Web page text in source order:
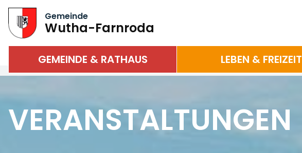
Gemeinde
Wutha-Farnroda
GEMEINDE & RATHAUS LEBEN & FREIZEIT
VERANSTALTUNGEN